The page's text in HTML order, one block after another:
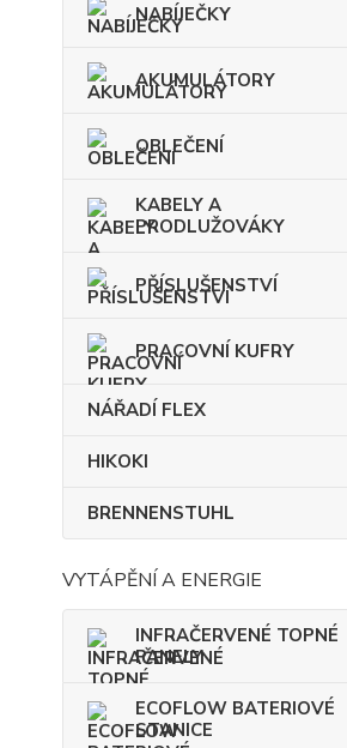
NABÍJEČKY
AKUMULÁTORY
OBLEČENÍ
KABELY A
PRODLUŽOVÁKY
PŘÍSLUŠENSTVÍ
PRACOVNÍ KUFRY
NÁŘADÍ FLEX
HIKOKI
BRENNENSTUHL
VYTÁPĚNÍ A ENERGIE
INFRAČERVENÉ TOPNÉ
PANELY
ECOFLOW BATERIOVÉ
STANICE